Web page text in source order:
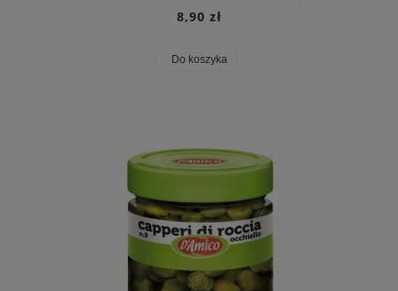
8,90 zł
Do koszyka